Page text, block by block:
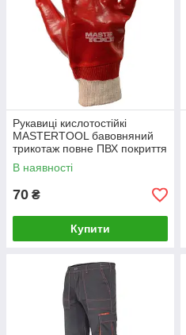
Рукавиці кислотостійкі
MASTERTOOL бавовняний
трикотаж повне ПВХ покриття
в'язаний манжет 10.5" 123-
127
В наявності
70 ₴
Купити